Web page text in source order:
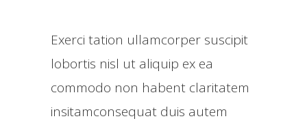
Exerci tation ullamcorper suscipit
lobortis nisl ut aliquip ex ea
commodo non habent claritatem
insitamconsequat duis autem